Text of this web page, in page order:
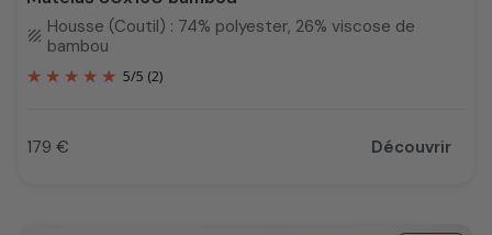
texture Housse (Coutil) : 74% polyester, 26% viscose de
bambou
5/5 (2)
Prix
179 € Découvrir